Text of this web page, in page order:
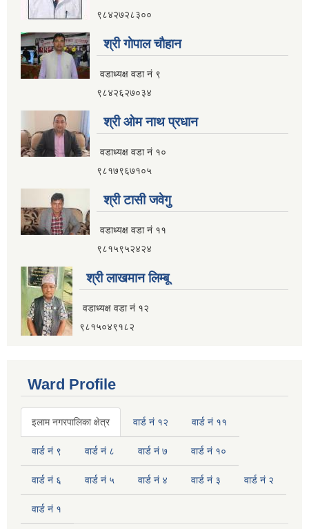
९८४२७२८३००
श्री गाेपाल चाैहान
वडाध्यक्ष वडा नं ९
९८४२६२७०३४
श्री ओम नाथ प्रधान
वडाध्यक्ष वडा नं १०
९८१७९६७१०५
श्री टासी जवेगु
वडाध्यक्ष वडा नं ११
९८१५९५२४२४
श्री लाखमान लिम्बू
वडाध्यक्ष वडा नं १२
९८१५०४९१८२
Ward Profile
इलाम नगरपालिका क्षेत्र वार्ड नं १२ वार्ड नं ११
वार्ड नं ९ वार्ड नं ८ वार्ड नं ७ वार्ड नं १०
वार्ड नं ६ वार्ड नं ५ वार्ड नं ४ वार्ड नं ३ वार्ड नं २
वार्ड नं १